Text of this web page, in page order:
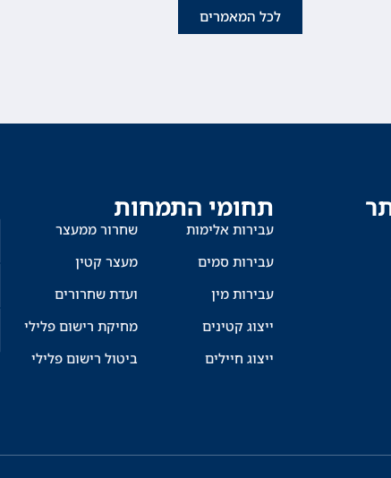
לכל המאמרים
תחומי התמחות
עבירות אלימות
עבירות סמים
עבירות מין
ייצוג קטינים
ייצוג חיילים
שחרור ממעצר
מעצר קטין
ועדת שחרורים
מחיקת רישום פלילי
ביטול רישום פלילי